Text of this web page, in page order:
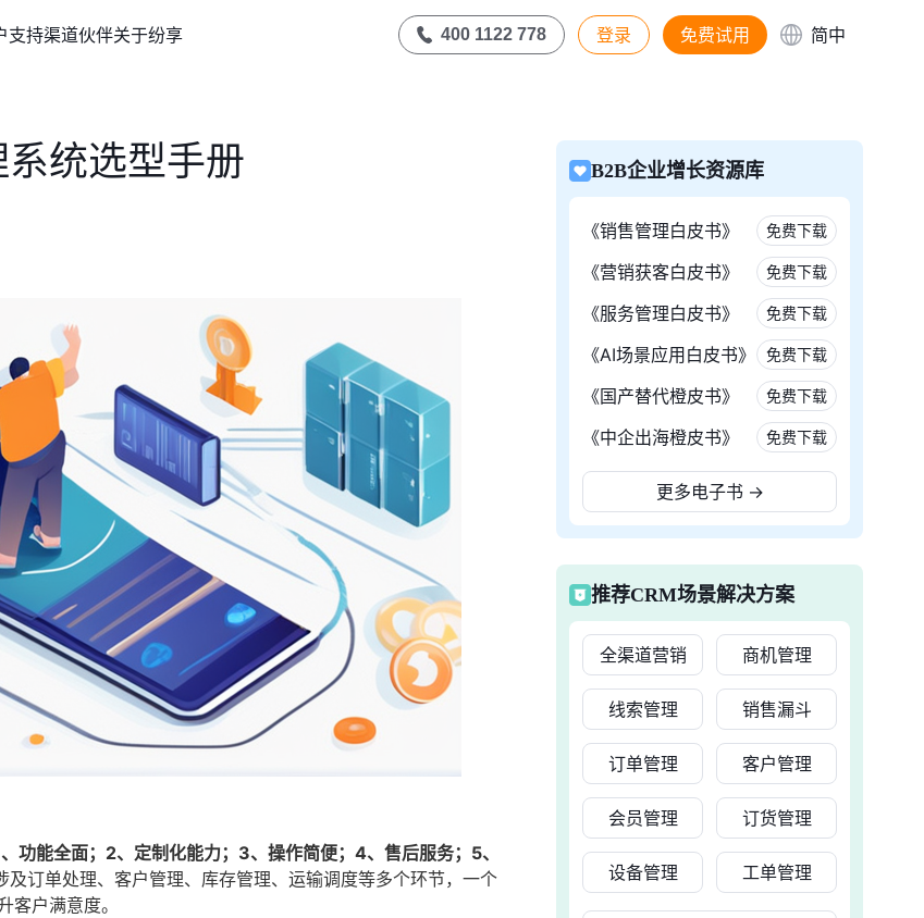
支持渠道伙伴关于纷享 400 1122 778 登录 免费试用 简中
统选型手册
功能全面；2、定制化能力；3、操作简便；4、售后服务；5、
订单处理、客户管理、库存管理、运输调度等多个环节，一个
户满意度。
B2B企业增长资源库
《销售管理白皮书》 免费下载
《营销获客白皮书》 免费下载
《服务管理白皮书》 免费下载
《AI场景应用白皮书》 免费下载
《国产替代橙皮书》 免费下载
《中企出海橙皮书》 免费下载
更多电子书 →
推荐CRM场景解决方案
全渠道营销 商机管理
线索管理 销售漏斗
订单管理 客户管理
会员管理 订货管理
设备管理 工单管理